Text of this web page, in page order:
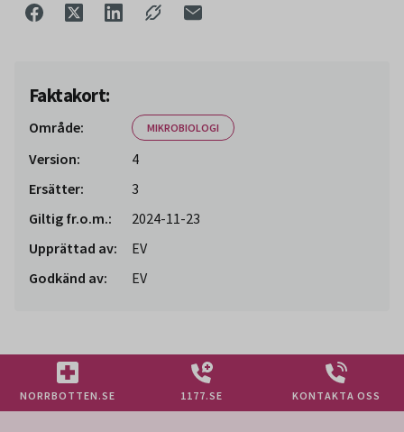
Faktakort:
Område: MIKROBIOLOGI
Version:
4
Ersätter:
3
Giltig fr.o.m.:
2024-11-23
Upprättad av:
EV
Godkänd av:
EV
NORRBOTTEN.SE 1177.SE KONTAKTA OSS